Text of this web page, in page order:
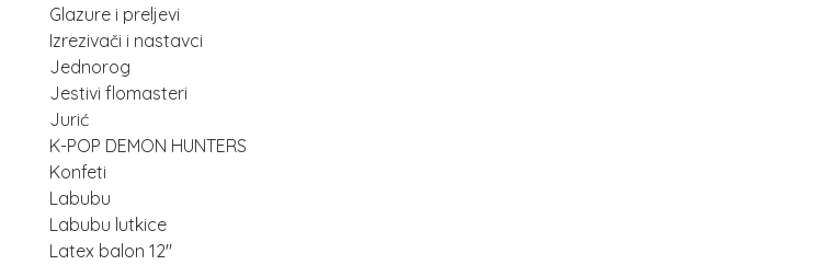
Glazure i preljevi
Izrezivači i nastavci
Jednorog
Jestivi flomasteri
Jurić
K-POP DEMON HUNTERS
Konfeti
Labubu
Labubu lutkice
Latex balon 12"